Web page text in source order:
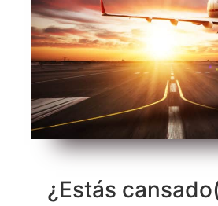
¿Estás